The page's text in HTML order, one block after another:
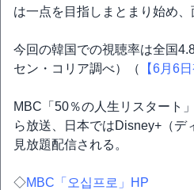
は一点を目指しまとまり始め、
今回の韓国での視聴率は全国
セン・コリア調べ）（
【6月6
MBC「50％の人生リスタート
ら放送、日本ではDisney+（デ
見放題配信される。
◇MBC「오십프로」HP